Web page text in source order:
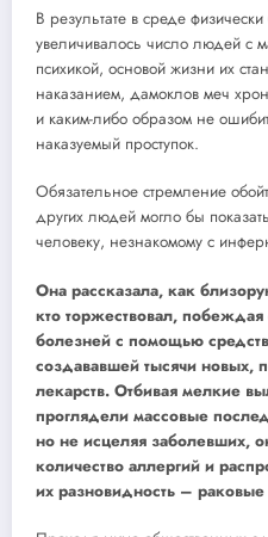
В результате в среде
увеличивалось число людей с
психикой, основой жизни их
наказанием, дамоклов меч
и каким-либо образом не
наказуемый проступок.
Обязательное стремление
других людей могло бы
человеку, незнакомому с
Она рассказала, как
кто торжествовал,
болезней с помощью
создававшей тысячи новых,
лекарств. Отбивая мелкие
проглядели массовые
но не исцеляя заболевших,
количество аллергий и
их разновидность –